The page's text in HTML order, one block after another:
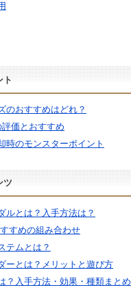
ト
のおすすめはどれ？
価とおすすめ
時のモンスターポイント
ツ
ルとは？入手方法は？
すめの組み合わせ
テムとは？
ーとは？メリットと遊び方
？入手方法・効果・種類まとめ